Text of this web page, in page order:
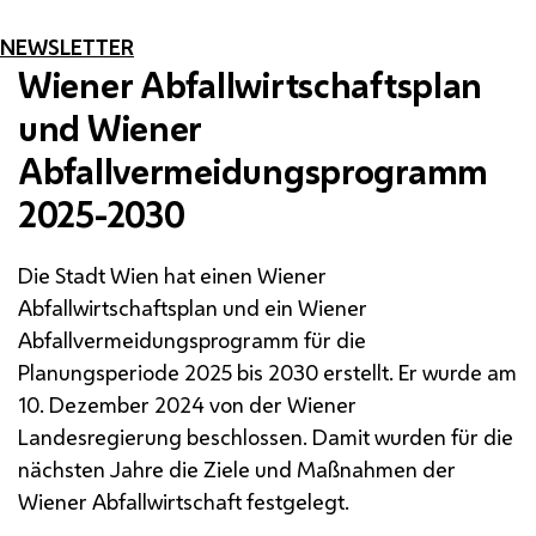
NEWSLETTER
Wiener Abfallwirtschaftsplan
und Wiener
Abfallvermeidungsprogramm
2025-2030
Die Stadt Wien hat einen Wiener
Abfallwirtschaftsplan und ein Wiener
Abfallvermeidungsprogramm für die
Planungsperiode 2025 bis 2030 erstellt. Er wurde am
10. Dezember 2024 von der Wiener
Landesregierung beschlossen. Damit wurden für die
nächsten Jahre die Ziele und Maßnahmen der
Wiener Abfallwirtschaft festgelegt.